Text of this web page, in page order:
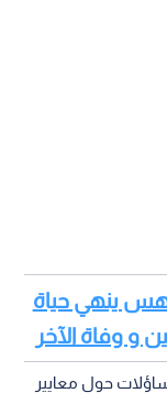
ينهي حياة
و وفاة الآخر
حول معايير